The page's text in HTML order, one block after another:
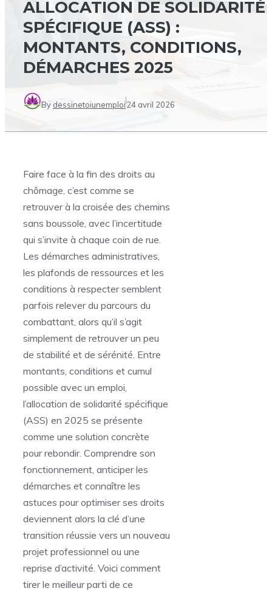
ALLOCATION DE SOLIDARITÉ
SPÉCIFIQUE (ASS) :
MONTANTS, CONDITIONS,
DÉMARCHES 2025
By dessinetoiunemploi24 avril 2026
Faire face à la fin des droits au
chômage, c’est comme se
retrouver à la croisée des chemins
sans boussole, avec l’incertitude
qui s’invite à chaque coin de rue.
Les démarches administratives,
les plafonds de ressources et les
conditions à respecter semblent
parfois relever du parcours du
combattant, alors qu’il s’agit
simplement de retrouver un peu
de stabilité et de sérénité. Entre
montants, conditions et cumul
possible avec un emploi,
l’allocation de solidarité spécifique
(ASS) en 2025 se présente
comme une solution concrète
pour rebondir. Comprendre son
fonctionnement, anticiper les
démarches et connaître les
astuces pour optimiser ses droits
deviennent alors la clé d’une
transition réussie vers un nouveau
projet professionnel ou une
reprise d’activité. Voici comment
tirer le meilleur parti de ce